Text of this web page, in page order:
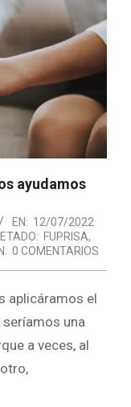
ayudamos
EN: 12/07/2022
FUPRISA,
0 COMENTARIOS
aplicáramos el
una
a veces, al